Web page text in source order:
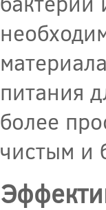
питания
более
чистым и